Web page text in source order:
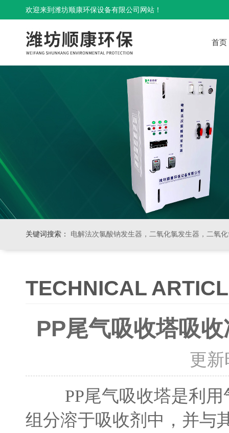
欢迎来到潍坊顺康环保设备有限公司网站！
首页
关键词搜索： 电解法次氯酸钠发生器，二氧化氯发生器，二氧化氯投加器，缓释消毒器
TECHNICAL
PP尾气吸收塔吸
更新
PP尾气吸收塔是利用
组分溶于吸收剂中，并与